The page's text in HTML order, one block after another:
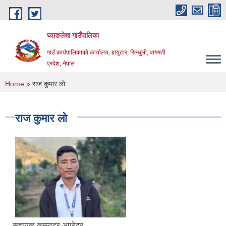
Skip to main content
घ्याङलेख गाउँपालिका
गाउँ कार्यपालिकाको कार्यालय, हायुटार, सिन्धुली, बागमती
प्रदेश, नेपाल
You are here
Home » राज कुमार लो
राज कुमार लो